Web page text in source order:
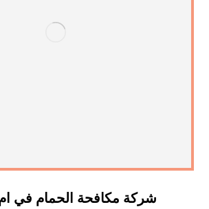
شركة مكافحة الحمام في ام